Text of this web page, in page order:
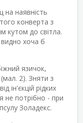
на наявність
конверта з
кутом до світла.
хоча б
язичок,
(мал. 2). Зняти з
ін'єкцій рідких
не потрібно - при
Золадекс.